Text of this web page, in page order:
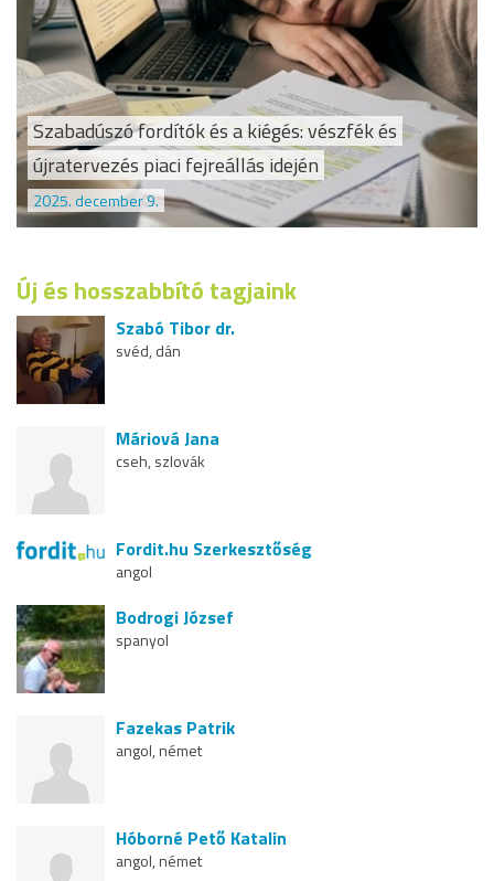
Szabadúszó fordítók és a kiégés: vészfék és
újratervezés piaci fejreállás idején
2025. december 9.
Új és hosszabbító tagjaink
Szabó Tibor dr.
svéd, dán
Máriová Jana
cseh, szlovák
Fordit.hu Szerkesztőség
angol
Bodrogi József
spanyol
Fazekas Patrik
angol, német
Hóborné Pető Katalin
angol, német